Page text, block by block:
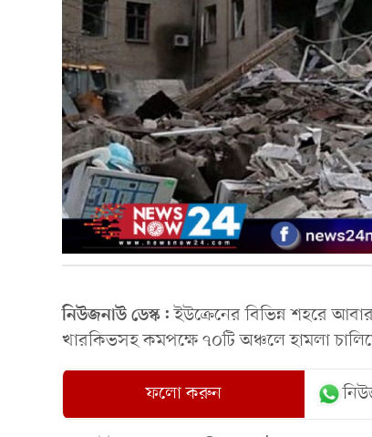
নিউজনাউ ডেস্ক:ইউক্রেনের বিভিন্ন শহরে
খারকিভসহ কমপক্ষে ৭০টি অঞ্চলে হামলা
ফলো করুন